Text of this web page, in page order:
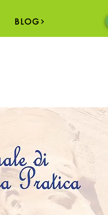
BLOG